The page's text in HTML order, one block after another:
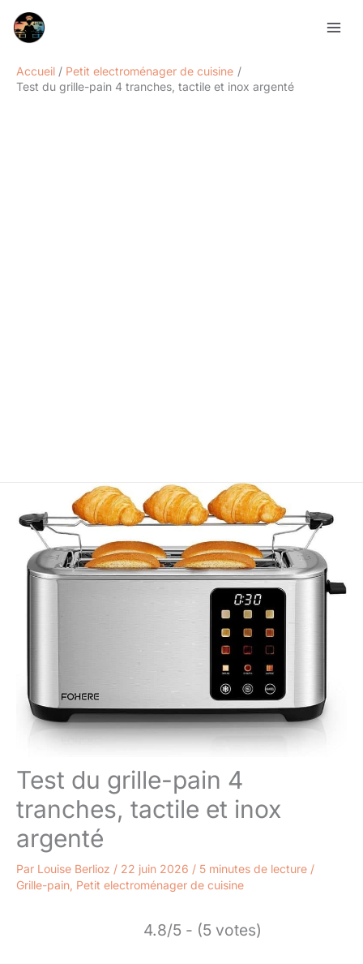
Accueil
Petit electroménager de cuisine
Test du grille-pain 4 tranches, tactile et inox argenté
Test du grille-pain 4
tranches, tactile et inox
argenté
Par Louise Berlioz / 22 juin 2026 / 5 minutes de lecture /
Grille-pain Petit electroménager de cuisine
4.8/5 - (5 votes)
Rechercher